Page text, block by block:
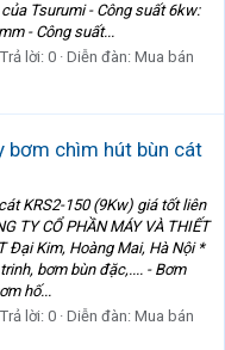
Tsurumi - Công suất 6kw:
- Công suất...
Trả lời: 0 Diễn đàn: Mua bán
chìm hút bùn cát
KRS2-150 (9Kw) giá tốt liên
TY CỔ PHẦN MÁY VÀ THIẾT
Đại Kim, Hoàng Mai, Hà Nội *
bơm bùn đặc,.... - Bơm
hố...
Trả lời: 0 Diễn đàn: Mua bán